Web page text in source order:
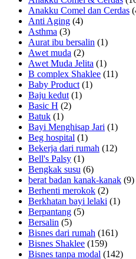
Anakku Comel dan Cerdas
Anti Aging (4)
Asthma (3)
Aurat ibu bersalin (1)
Awet muda (2)
Awet Muda Jelita (1)
B complex Shaklee (11)
Baby Product (1)
Baju kedut (1)
Basic H (2)
Batuk (1)
Bayi Menghisap Jari (1)
Beg hospital (1)
Bekerja dari rumah (12)
Bell's Palsy (1)
Bengkak susu (6)
berat badan kanak-kanak (9)
Berhenti merokok (2)
Berkhatan bayi lelaki (1)
Berpantang (5)
Bersalin (5)
Bisnes dari rumah (161)
Bisnes Shaklee (159)
Bisnes tanpa modal (142)